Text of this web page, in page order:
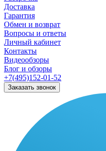
Доставка
Гарантия
Обмен и возврат
Вопросы и ответы
Личный кабинет
Контакты
Видеообзоры
Блог и обзоры
+7(495)152-01-52
Заказать звонок